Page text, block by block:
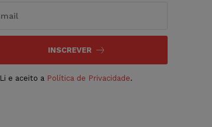
INSCREVER
Li e aceito a Política de Privacidade.